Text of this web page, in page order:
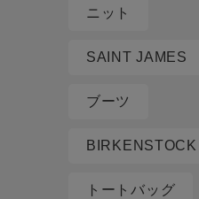
ニット
SAINT JAMES
ブーツ
BIRKENSTOCK
トートバッグ